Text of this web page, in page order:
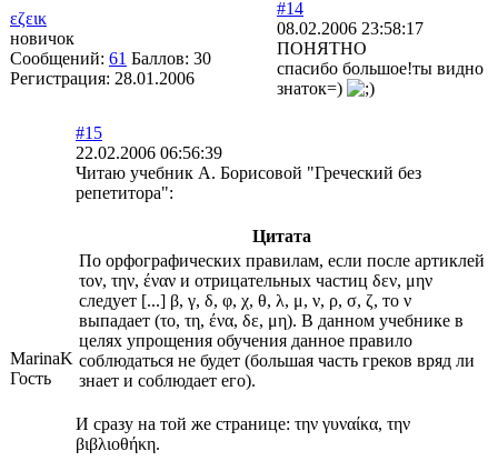
εζεικ
новичок
Сообщений: 61 Баллов: 30
Регистрация: 28.01.2006
#14
08.02.2006 23:58:17
ПОНЯТНО
спасибо большое!ты видно
знаток=)
MarinaK
Гость
#15
22.02.2006 06:56:39
Читаю учебник А. Борисовой "Греческий без
репетитора":
Цитата
По орфографических правилам, если после артиклей
τον, την, έναν и отрицательных частиц δεν, μην
следует [...] β, γ, δ, φ, χ, θ, λ, μ, ν, ρ, σ, ζ, то ν
выпадает (το, τη, ένα, δε, μη). В данном учебнике в
целях упрощения обучения данное правило
соблюдаться не будет (большая часть греков вряд ли
знает и соблюдает его).
И сразу на той же странице: την γυναίκα, την
βιβλιοθήκη.